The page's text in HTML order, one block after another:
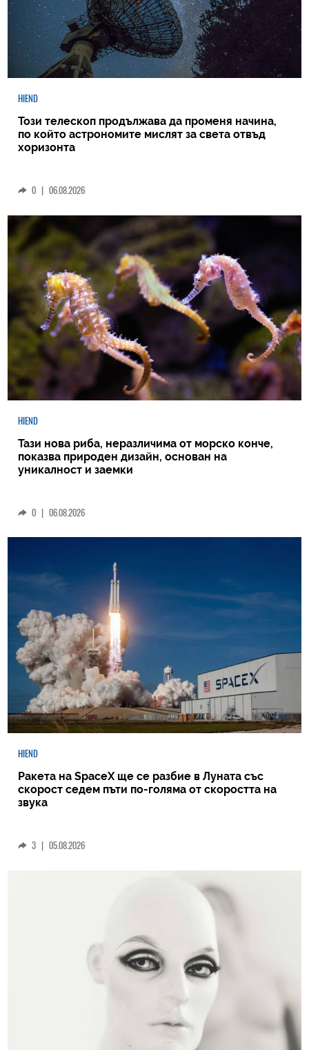
HIEND
Този телескоп продължава да променя начина,
по който астрономите мислят за света отвъд
хоризонта
0 | 06.08.2026
HIEND
Тази нова риба, неразличима от морско конче,
показва природен дизайн, основан на
уникалност и заемки
0 | 06.08.2026
HIEND
Ракета на SpaceX ще се разбие в Луната със
скорост седем пъти по-голяма от скоростта на
звука
3 | 05.08.2026